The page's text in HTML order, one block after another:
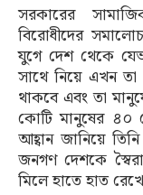
সরকারের
বিরোধীদের
যুগে দেশ থেকে
সাথে নিয়ে এখন
থাকবে এবং তা
কোটি মানুষের ৪০
আহ্বান জানিয়ে
জনগণ দেশকে
মিলে হাতে হাত